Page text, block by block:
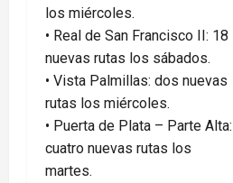
los miércoles.
•⁠ ⁠Real de San Francisco II: 18
nuevas rutas los sábados.
•⁠ ⁠Vista Palmillas: dos nuevas
rutas los miércoles.
•⁠ ⁠Puerta de Plata – Parte Alta:
cuatro nuevas rutas los
martes.